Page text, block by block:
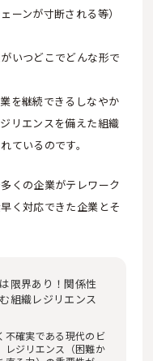
ーンが寸断される等）
いつどこでどんな形で
を継続できるしなやか
リエンスを備えた組織
ているのです。
くの企業がテレワーク
く対応できた企業とそ
限界あり！関係性
組織レジリエンス
不確実である現代のビ
レジリエンス（困難か